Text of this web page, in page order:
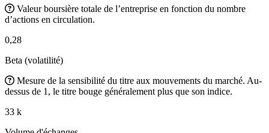
Valeur boursière totale de l’entreprise en fonction du nombre
d’actions en circulation.
0,28
Beta (volatilité)
Mesure de la sensibilité du titre aux mouvements du marché. Au-
dessus de 1, le titre bouge généralement plus que son indice.
33 k